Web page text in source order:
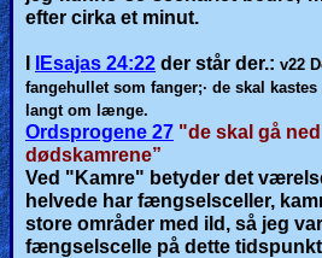
efter cirka et minut.
IEsajas 24:22 der står der.: v22
fangehullet som fanger;· de skal
langt om længe.
Ordsprogene 27 "de skal gå
dødskamrene”
Ved "Kamre" betyder det
helvede har fængselsceller,
store områder med ild, så jeg
fængselscelle på dette